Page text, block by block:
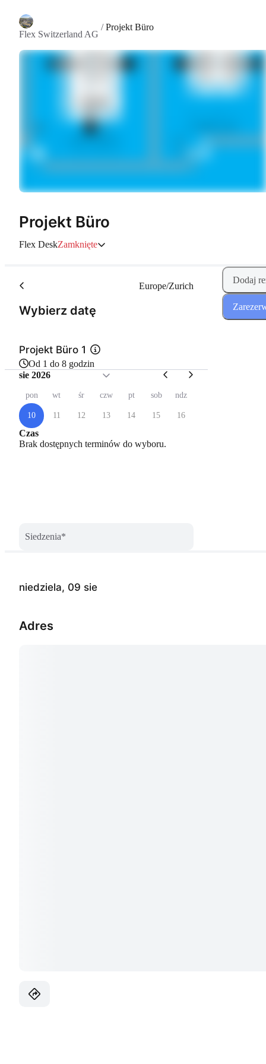
Flex Switzerland AG
/Projekt Büro
Projekt Büro
Flex DeskZamknięte
niedziela, 09 sie
Adres
Wybierz datę
Europe/Zurich
Projekt Büro 1
Od 1 do 8 godzin
sie 2026
pon wt śr czw pt sob ndz
10 11 12 13 14 15 16
Czas
Brak dostępnych terminów do wyboru.
Siedzenia*
Dodaj